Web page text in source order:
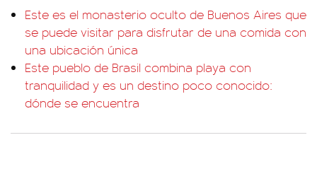
Este es el monasterio oculto de Buenos Aires que
se puede visitar para disfrutar de una comida con
una ubicación única
Este pueblo de Brasil combina playa con
tranquilidad y es un destino poco conocido:
dónde se encuentra